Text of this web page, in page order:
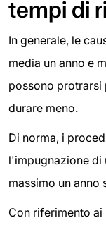
tempi di
In generale, le
media un anno e
possono protrarsi
durare meno.
Di norma, i
l'impugnazione di
massimo un anno
Con riferimento